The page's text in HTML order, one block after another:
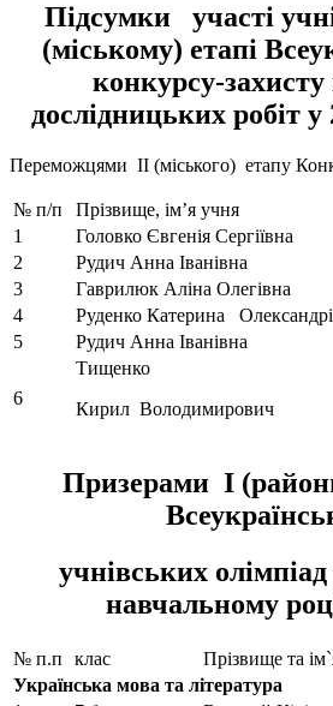
Підсумки участі
(міському) етапі
конкурсу-
дослідницьких робіт у
Переможцями IІ (міського) етапу
№ п/п Прізвище, ім’я учня
1
Головко Євгенія Сергіївна
2
Рудич Анна Іванівна
3
Гаврилюк Аліна Олегівна
4
Руденко Катерина
5
Рудич Анна Іванівна
6
Тищенко
Кирил Володимирович
Призерами І
учнівських
навчальному
№ п.п клас Прізвище та
Українська мова та література